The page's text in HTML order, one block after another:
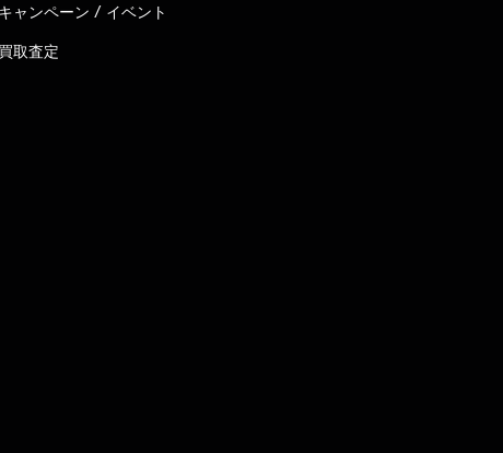
キャンペーン / イベント
買取査定